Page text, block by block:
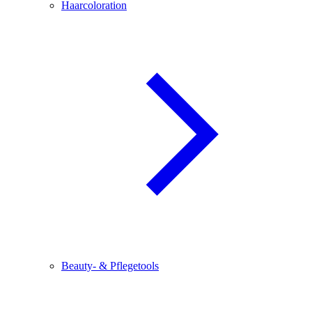
Haarcoloration
Beauty- & Pflegetools